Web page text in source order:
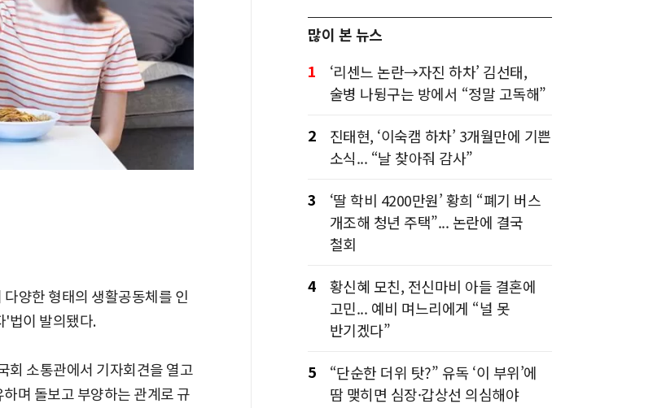
양한 형태의 생활공동체를 인
'법이 발의됐다.
회 소통관에서 기자회견을 열고
며 돌보고 부양하는 관계로 규
많이 본 뉴스
1
‘리센느 논란→자진 하차’ 김선태,
술병 나뒹구는 방에서 “정말 고독해”
2
진태현, ‘이숙캠 하차’ 3개월만에 기쁜
소식... “날 찾아줘 감사”
3
‘딸 학비 4200만원’ 황희 “폐기 버스
개조해 청년 주택”... 논란에 결국
철회
4
황신혜 모친, 전신마비 아들 결혼에
고민... 예비 며느리에게 “널 못
반기겠다”
5
“단순한 더위 탓?” 유독 ‘이 부위’에
땀 맺히면 심장·갑상선 의심해야